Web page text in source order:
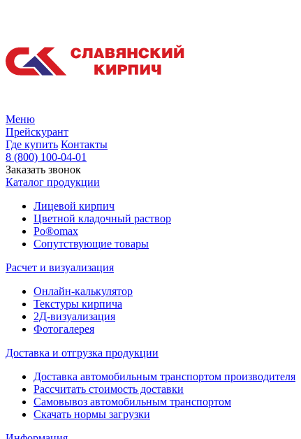
Меню
Прейскурант
Где купить Контакты
8 (800) 100-04-01
Заказать звонок
Каталог продукции
Лицевой кирпич
Цветной кладочный раствор
Po®omax
Сопутствующие товары
Расчет и визуализация
Онлайн-калькулятор
Текстуры кирпича
2Д-визуализация
Фотогалерея
Доставка и отгрузка продукции
Доставка автомобильным транспортом производителя
Рассчитать стоимость доставки
Самовывоз автомобильным транспортом
Скачать нормы загрузки